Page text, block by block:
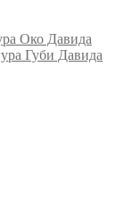
Око Давида
Губи Давида